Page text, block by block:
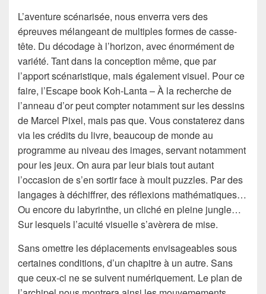
L’aventure scénarisée, nous enverra vers des
épreuves mélangeant de multiples formes de casse-
tête. Du décodage à l’horizon, avec énormément de
variété. Tant dans la conception même, que par
l’apport scénaristique, mais également visuel. Pour ce
faire, l’Escape book Koh-Lanta – À la recherche de
l’anneau d’or peut compter notamment sur les dessins
de Marcel Pixel, mais pas que. Vous constaterez dans
via les crédits du livre, beaucoup de monde au
programme au niveau des images, servant notamment
pour les jeux. On aura par leur biais tout autant
l’occasion de s’en sortir face à moult puzzles. Par des
langages à déchiffrer, des réflexions mathématiques…
Ou encore du labyrinthe, un cliché en pleine jungle…
Sur lesquels l’acuité visuelle s’avèrera de mise.
Sans omettre les déplacements envisageables sous
certaines conditions, d’un chapitre à un autre. Sans
que ceux-ci ne se suivent numériquement. Le plan de